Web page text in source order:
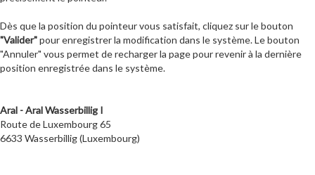
Dès que la position du pointeur vous satisfait, cliquez sur le bouton
"Valider"pour enregistrer la modification dans le système. Le bouton
"Annuler" vous permet de recharger la page pour revenir à la dernière
position enregistrée dans le système.
Aral - Aral Wasserbillig I
Route de Luxembourg 65
6633 Wasserbillig (Luxembourg)